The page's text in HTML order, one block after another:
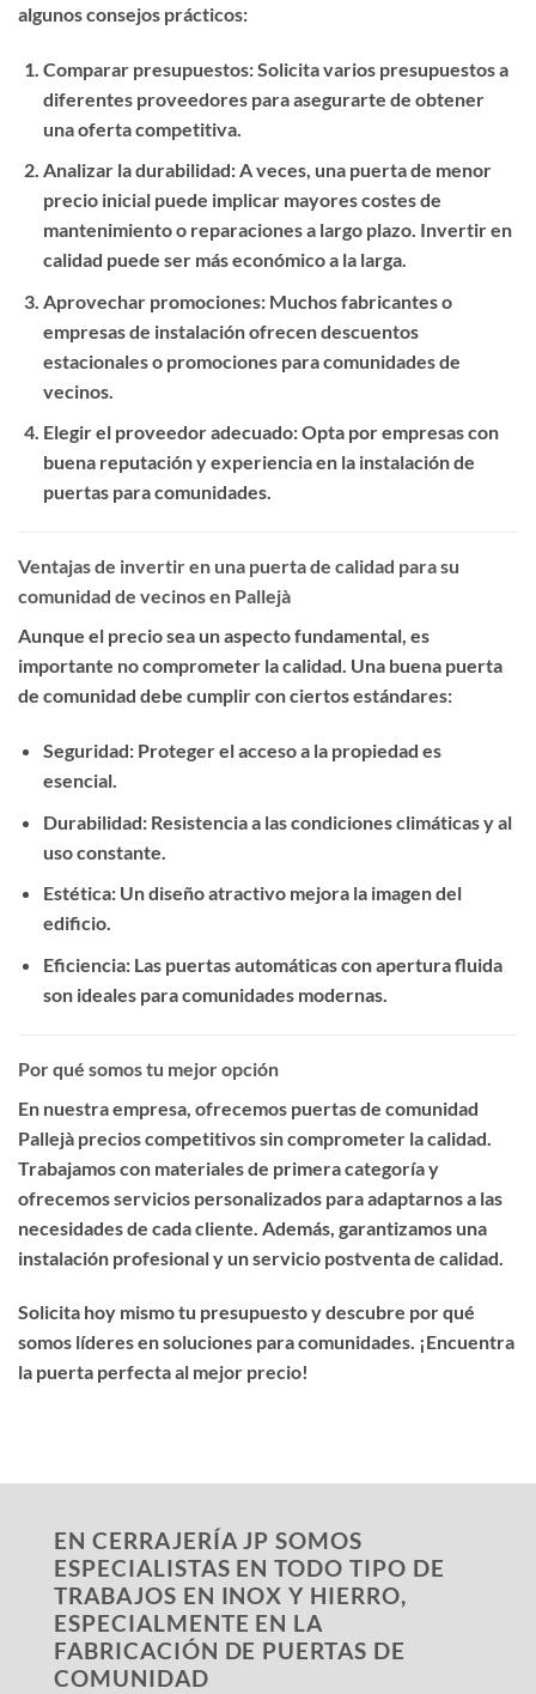
algunos consejos prácticos:
Comparar presupuestos: Solicita varios presupuestos a
diferentes proveedores para asegurarte de obtener
una oferta competitiva.
Analizar la durabilidad: A veces, una puerta de menor
precio inicial puede implicar mayores costes de
mantenimiento o reparaciones a largo plazo. Invertir en
calidad puede ser más económico a la larga.
Aprovechar promociones: Muchos fabricantes o
empresas de instalación ofrecen descuentos
estacionales o promociones para comunidades de
vecinos.
Elegir el proveedor adecuado: Opta por empresas con
buena reputación y experiencia en la instalación de
puertas para comunidades.
Ventajas de invertir en una puerta de calidad para su
comunidad de vecinos en Pallejà
Aunque el precio sea un aspecto fundamental, es
importante no comprometer la calidad. Una buena puerta
de comunidad debe cumplir con ciertos estándares:
Seguridad: Proteger el acceso a la propiedad es
esencial.
Durabilidad: Resistencia a las condiciones climáticas y al
uso constante.
Estética: Un diseño atractivo mejora la imagen del
edificio.
Eficiencia: Las puertas automáticas con apertura fluida
son ideales para comunidades modernas.
Por qué somos tu mejor opción
En nuestra empresa, ofrecemos puertas de comunidad
Pallejà precios competitivossin comprometer la calidad.
Trabajamos con materiales de primera categoría y
ofrecemos servicios personalizados para adaptarnos a las
necesidades de cada cliente. Además, garantizamos una
instalación profesional y un servicio postventa de calidad.
Solicita hoy mismo tu presupuesto y descubre por qué
somos líderes en soluciones para comunidades. ¡Encuentra
la puerta perfecta al mejor precio!
EN CERRAJERÍA JP SOMOS
ESPECIALISTAS EN TODO TIPO DE
TRABAJOS EN INOX Y HIERRO,
ESPECIALMENTE EN LA
FABRICACIÓN DE PUERTAS DE
COMUNIDAD